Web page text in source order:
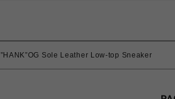
”HANK”OG Sole Leather Low-top Sneaker